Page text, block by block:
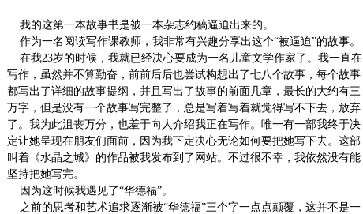
我的这第一本故事书是被一本杂志约稿逼迫出来的。
作为一名阅读写作课教师，我非常有兴趣分享出这个“被逼迫”的故事。
在我23岁的时候，我就已经决心要成为一名儿童文学作家了。我一直在
写作，虽然并不算勤奋，前前后后也尝试构想出了七八个故事，每个故事
都写出了详细的故事提纲，并且写出了故事的前面几章，最长的大约有三
万字，但是没有一个故事写完整了，总是写着写着就觉得写不下去，放弃
了。我为此沮丧万分，也羞于向人介绍我正在写作。唯一有一部我终于决
定让她呈现在朋友们面前，因为我下定决心无论如何要把她写下去。这部
叫着《水晶之城》的作品被我发布到了网站。不过很不幸，我依然没有能
坚持把她写完。
因为这时候我遇见了“华德福”。
之前的思考和艺术追求逐渐被“华德福”三个字一点点颠覆，这并不是一